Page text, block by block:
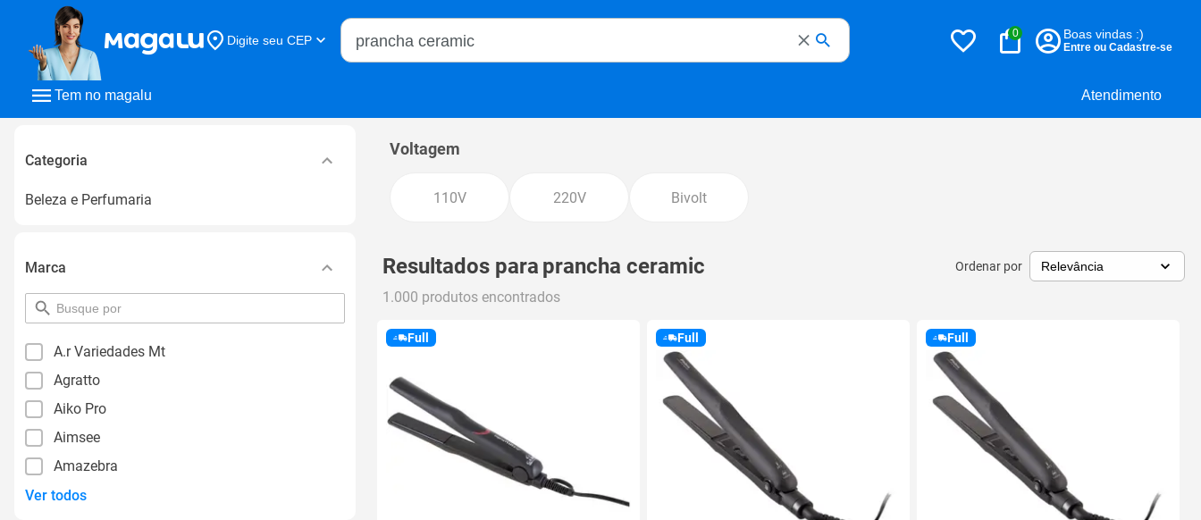
Tem no magalu Atendimento
Digite seu CEP
Buscar no Magalu
0 Boas vindas :)
Entre ou Cadastre-se
Categoria
Beleza e Perfumaria
Marca
pesquisar
por
A.r Variedades Mt
Agratto
Aiko Pro
Aimsee
Amazebra
Ver todos
Voltagem
110V 220V Bivolt
Resultados para prancha ceramic Ordenar por
1.000 produtos encontrados
Full Full Full